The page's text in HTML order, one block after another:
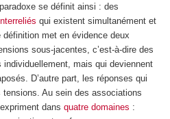
se définit ainsi : des
qui existent simultanément et
met en évidence deux
sous-jacentes, c’est-à-dire des
mais qui deviennent
D’autre part, les réponses qui
Au sein des associations
dans quatre domaines :